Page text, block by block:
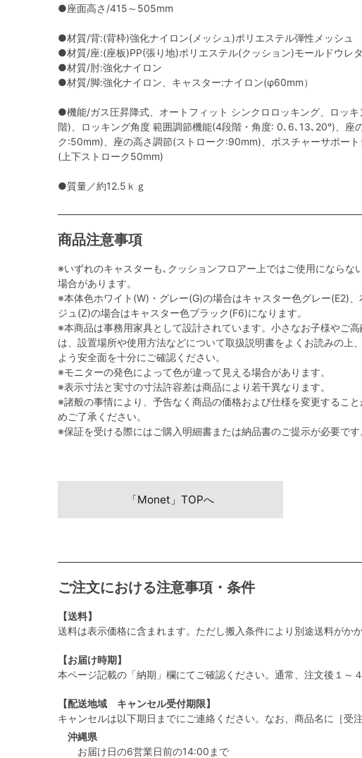
●座面高さ/415～505mm
●材質/背:(背枠)強化ナイロン(メッシュ)ポリエステル弾性メッシュ
●材質/座:(座板)PP(張り地)ポリエステル(クッション)モールドウレ
●材質/肘:強化ナイロン
●材質/脚:強化ナイロン、キャスター:ナイロン(φ60mm）
●機能/ガス圧昇降式、オートフィット シンクロロッキング、ロッ
階)、ロッキング角度 範囲調節機能(4段階・角度: 0､6､13､20°)、座
ク:50mm)、座の高さ調節(ストローク:90mm)、ポスチャーサポート
(上下ストローク50mm)
●質量／約12.5ｋｇ
商品注意事項
※いずれのキャスターも､クッションフロアー上ではご使用にならな
場合があります。
※本体色ホワイト(W)・グレー(G)の場合はキャスター色グレー(E2)
ジュ(Z)の場合はキャスター色ブラック(F6)になります。
※本商品は事務用家具として設計されています。小さなお子様やご
は、設置場所や使用方法などについて取扱説明書をよくお読みの上
よう安全面を十分にご確認ください。
※モニターの発色によって色が違って見える場合があります。
※表示寸法と実寸の寸法許容差は商品により若干異なります。
※諸般の事情により、予告なく商品の価格および仕様を変更するこ
めご了承ください。
※保証を受ける際にはご購入明細書または納品書のご提示が必要です
「Monet」TOPへ
ご注文における注意事項・条件
【送料】
送料は表示価格に含まれます。ただし搬入条件により別途送料がか
【お届け時期】
本ページ記載の「納期」欄にてご確認ください。通常、注文後１～
【配送地域 キャンセル受付期限】
キャンセルは以下期日までにご連絡ください。なお、商品名に［受
沖縄県
お届け日の6営業日前の14:00まで